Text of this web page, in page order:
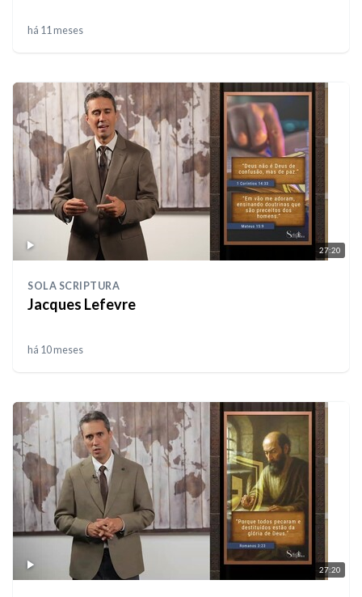
há 11 meses
27:20
SOLA SCRIPTURA
Jacques Lefevre
há 10 meses
27:20